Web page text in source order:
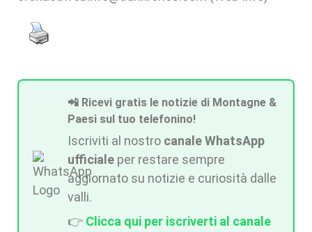
📲 Ricevi gratis le notizie di Montagne &
Paesi sul tuo telefonino!
Iscriviti al nostro canale WhatsApp
ufficiale per restare sempre
aggiornato su notizie e curiosità dalle
valli.
👉 Clicca qui per iscriverti al canale